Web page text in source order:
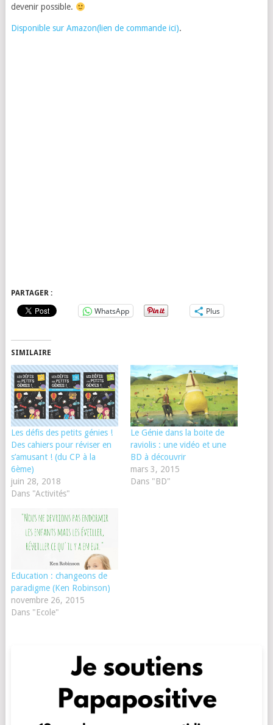
devenir possible.
Disponible sur Amazon(lien de commande ici).
PARTAGER :
WhatsApp Plus
SIMILAIRE
Les défis des petits génies !
Des cahiers pour réviser en
s’amusant ! (du CP à la
6ème)
juin 28, 2018
Dans "Activités"
Le Génie dans la boite de
raviolis : une vidéo et une
BD à découvrir
mars 3, 2015
Dans "BD"
Education : changeons de
paradigme (Ken Robinson)
novembre 26, 2015
Dans "Ecole"